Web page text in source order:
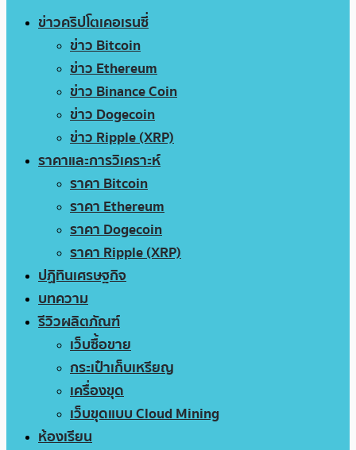
ข่าวคริปโตเคอเรนซี่
ข่าว Bitcoin
ข่าว Ethereum
ข่าว Binance Coin
ข่าว Dogecoin
ข่าว Ripple (XRP)
ราคาและการวิเคราะห์
ราคา Bitcoin
ราคา Ethereum
ราคา Dogecoin
ราคา Ripple (XRP)
ปฏิทินเศรษฐกิจ
บทความ
รีวิวผลิตภัณฑ์
เว็บซื้อขาย
กระเป๋าเก็บเหรียญ
เครื่องขุด
เว็บขุดแบบ Cloud Mining
ห้องเรียน